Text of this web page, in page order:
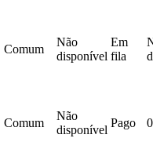
Comum
Não
disponível
Em
fila
Comum
Não
disponível
Pago